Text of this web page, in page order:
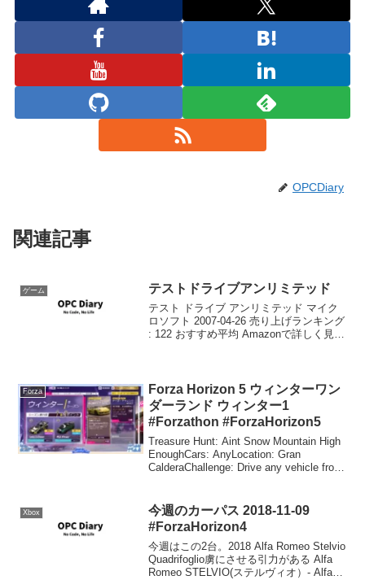
OPCDiary
関連記事
ゲーム テストドライブアンリミテッド
テスト ドライブ アンリミテッド マイク
ロソフト 2007-04-26 売り上げランキング
: 122 おすすめ平均 Amazonで詳しく見る
Forza
Forza Horizon 5 ウィンターワン
ダーランド ウィンター1
#Forzathon #ForzaHorizon5
Treasure Hunt: Aint Snow Mountain High
EnoughCars: AnyLocation: Gran
CalderaChallenge: Drive any vehicle from
Xbox
今週のカーパス 2018-11-09
#ForzaHorizon4
今週はこの2台。2018 Alfa Romeo Stelvio
Quadrifoglio虜にさせる引力がある Alfa
Romeo STELVIO(ステルヴィオ）- Alfa